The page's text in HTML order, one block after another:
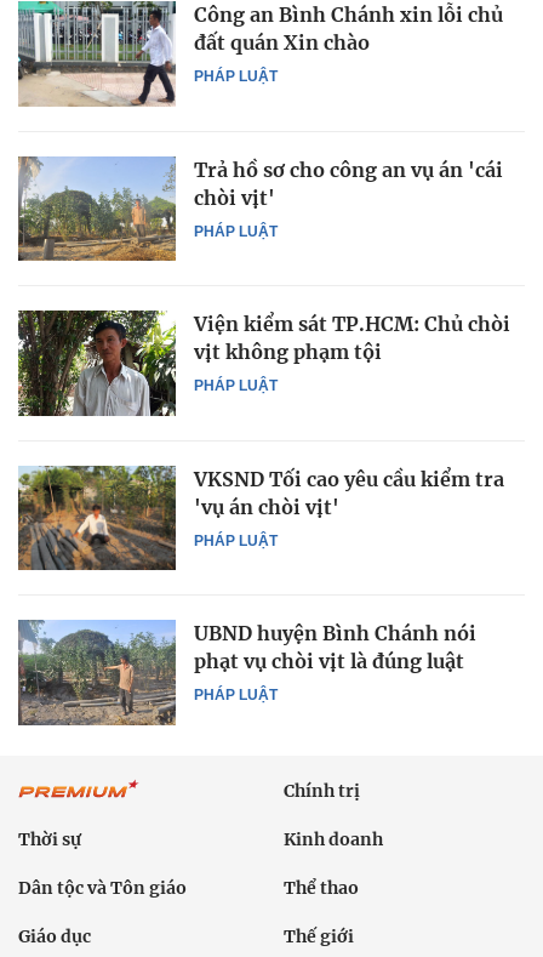
PHÁP LUẬT
Công an Bình Chánh xin lỗi chủ
đất quán Xin chào
PHÁP LUẬT
Trả hồ sơ cho công an vụ án 'cái
chòi vịt'
PHÁP LUẬT
Viện kiểm sát TP.HCM: Chủ chòi
vịt không phạm tội
PHÁP LUẬT
VKSND Tối cao yêu cầu kiểm tra
'vụ án chòi vịt'
PHÁP LUẬT
UBND huyện Bình Chánh nói
phạt vụ chòi vịt là đúng luật
Chính trị
Thời sự Kinh doanh
Dân tộc và Tôn giáo Thể thao
Giáo dục Thế giới